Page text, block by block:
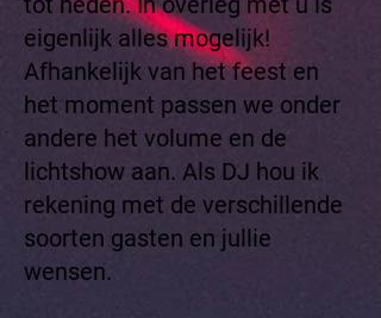
eigenlijk alles mogelijk!
Afhankelijk van het feest en
het moment passen we onder
andere het volume en de
lichtshow aan. Als DJ hou ik
rekening met de verschillende
soorten gasten en jullie
wensen.